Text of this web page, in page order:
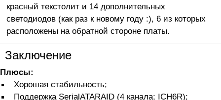
красный текстолит и 14 дополнительных
светодиодов (как раз к новому году :), 6 из которых
расположены на обратной стороне платы.
Заключение
Плюсы:
Хорошая стабильность;
Поддержка SerialATARAID (4 канала; ICH6R);